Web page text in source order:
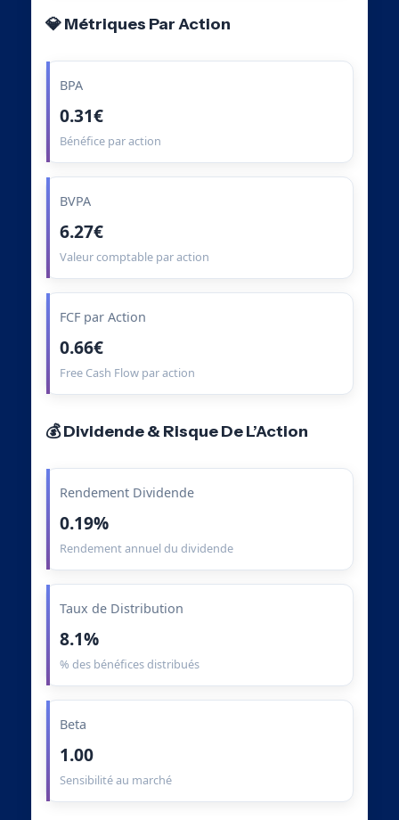
💎 Métriques Par Action
BPA
0.31€
Bénéfice par action
BVPA
6.27€
Valeur comptable par action
FCF par Action
0.66€
Free Cash Flow par action
💰 Dividende & Risque De L’Action
Rendement Dividende
0.19%
Rendement annuel du dividende
Taux de Distribution
8.1%
% des bénéfices distribués
Beta
1.00
Sensibilité au marché